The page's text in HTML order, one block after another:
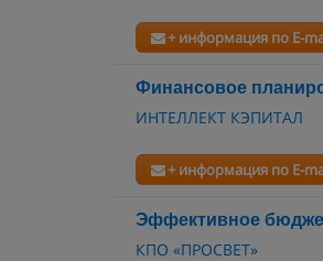
+ информация по E-
Финансовое
ИНТЕЛЛЕКТ КЭПИТАЛ
+ информация по E-
Эффективное
КПО «ПРОСВЕТ»